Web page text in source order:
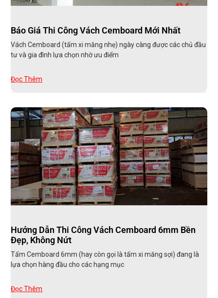
Báo Giá Thi Công Vách Cemboard Mới Nhất
Vách Cemboard (tấm xi măng nhẹ) ngày càng được các chủ đầu
tư và gia đình lựa chọn nhờ ưu điểm
Đọc Thêm
Hướng Dẫn Thi Công Vách Cemboard 6mm Bền
Đẹp, Không Nứt
Tấm Cemboard 6mm (hay còn gọi là tấm xi măng sợi) đang là
lựa chọn hàng đầu cho các hạng mục
Đọc Thêm